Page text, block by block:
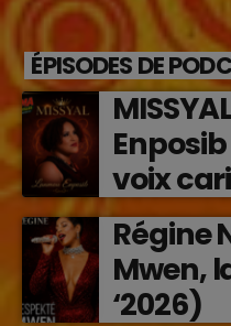
ÉPISODES DE
voix
en
Régine
Mwen,
‘2026)